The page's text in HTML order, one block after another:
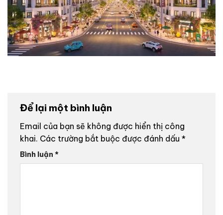
Để lại một bình luận
Email của bạn sẽ không được hiển thị công
khai. Các trường bắt buộc được đánh dấu *
Bình luận *